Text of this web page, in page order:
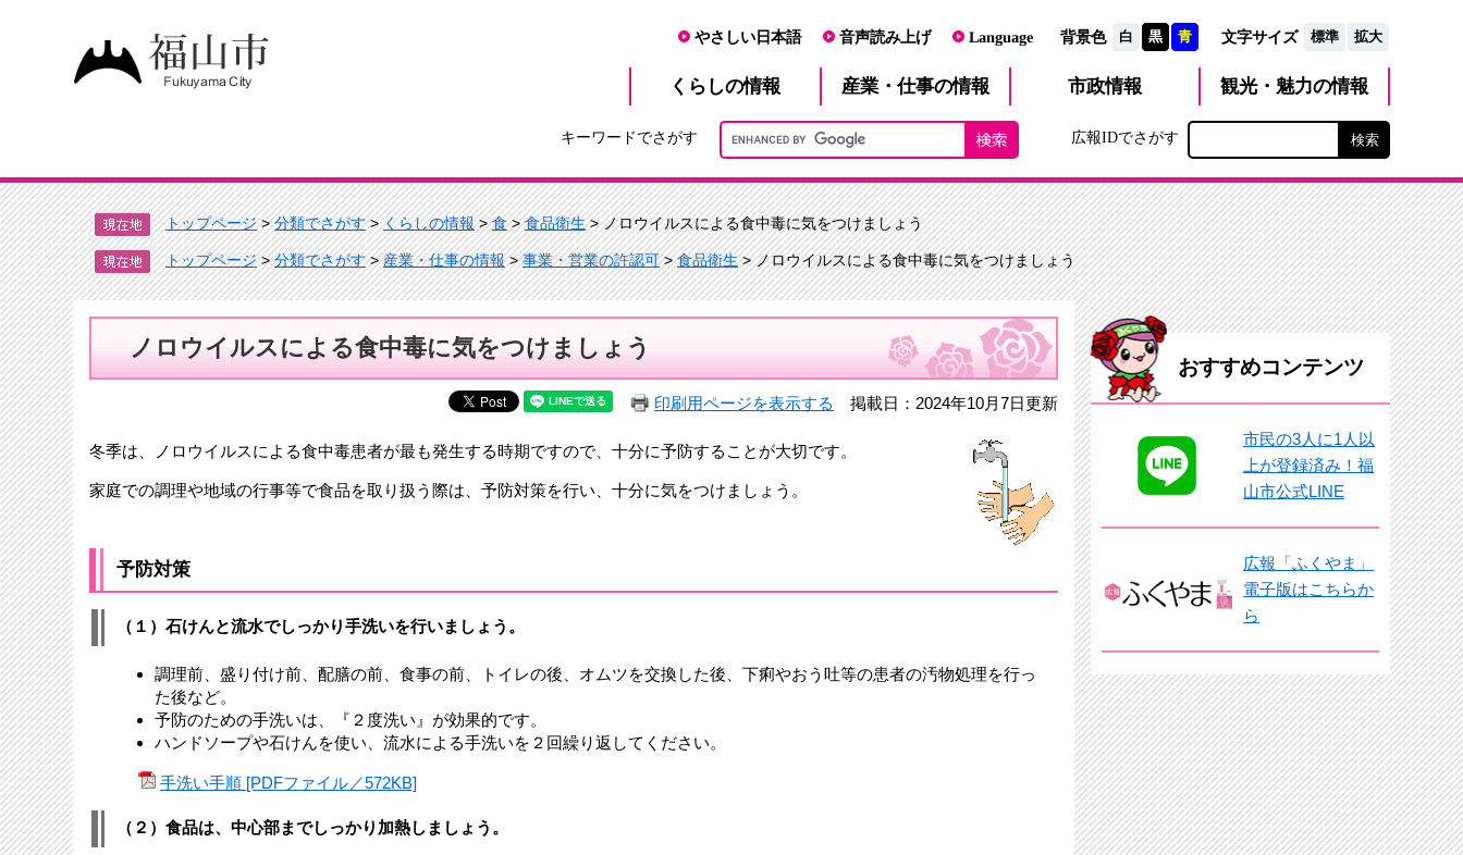
やさしい日本語 音声読み上げ Language 背景色 白 黒 青 文字サイズ 標準 拡大
くらしの情報 産業・仕事の情報 市政情報 観光・魅力の情報
キーワードでさがす 広報IDでさがす
トップページ>分類でさがす>くらしの情報>食>食品衛生> ノロウイルスによる食中毒に気をつけましょう
トップページ>分類でさがす>産業・仕事の情報>事業・営業の許認可>食品衛生> ノロウイルスによる食中毒に気をつけましょう
ノロウイルスによる食中毒に気をつけましょう
印刷用ページを表示する 掲載日：2024年10月7日更新
冬季は、ノロウイルスによる食中毒患者が最も発生する時期ですので、十分に予防することが大切です。
家庭での調理や地域の行事等で食品を取り扱う際は、予防対策を行い、十分に気をつけましょう。
予防対策
（１）石けんと流水でしっかり手洗いを行いましょう。
調理前、盛り付け前、配膳の前、食事の前、トイレの後、オムツを交換した後、下痢やおう吐等の患者の汚物処理を行っ
た後など。
予防のための手洗いは、『２度洗い』が効果的です。
ハンドソープや石けんを使い、流水による手洗いを２回繰り返してください。
手洗い手順 [PDFファイル／572KB]
（２）食品は、中心部までしっかり加熱しましょう。
おすすめコンテンツ
市民の3人に1人以
上が登録済み！福
山市公式LINE
広報「ふくやま」
電子版はこちらか
ら